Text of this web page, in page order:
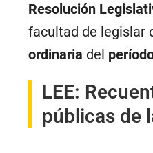
Resolución
facultad de legislar
ordinaria del
LEE:
públicas de